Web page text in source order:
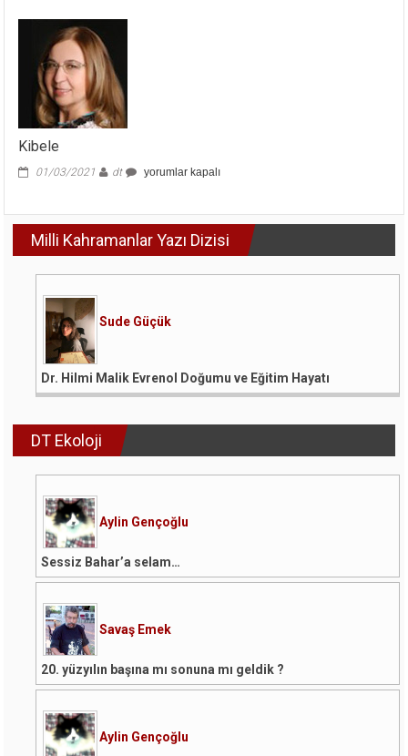
Kibele
01/03/2021 dt
Kibele
yorumlar kapalı
Milli Kahramanlar Yazı Dizisi
Sude Güçük
Dr. Hilmi Malik Evrenol Doğumu ve Eğitim Hayatı
DT Ekoloji
Aylin Gençoğlu
Sessiz Bahar’a selam…
Savaş Emek
20. yüzyılın başına mı sonuna mı geldik ?
Aylin Gençoğlu